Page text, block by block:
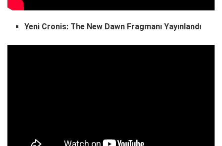
Yeni Cronis: The New Dawn Fragmanı Yayınlandı